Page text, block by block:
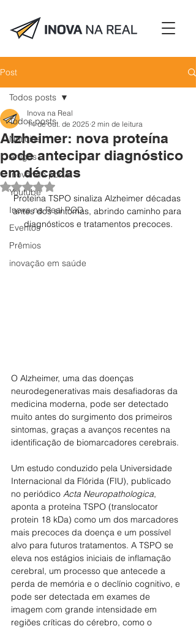
Post
Todos posts
Notícias
Artigos
Inovando por Aí
Youtube
Inova na Real POD
Eventos
Prêmios
inovação em saúde
Todos posts
Alzheimer: nova proteína
pode antecipar diagnóstico
em décadas
Inova na Real
14 de out. de 2025 2 min de leitura
Avaliado com NaN de 5 estrelas.
Proteína TSPO sinaliza Alzheimer décadas
antes dos sintomas, abrindo caminho para
diagnósticos e tratamentos precoces.
O Alzheimer, uma das doenças
neurodegenerativas mais desafiadoras da
medicina moderna, pode ser detectado
muito antes do surgimento dos primeiros
sintomas, graças a avanços recentes na
identificação de biomarcadores cerebrais.
Um estudo conduzido pela Universidade
Internacional da Flórida (FIU), publicado
no periódico Acta Neuropathologica,
aponta a proteína TSPO (translocator
protein 18 kDa) como um dos marcadores
mais precoces da doença e um possível
alvo para futuros tratamentos. A TSPO se
eleva nos estágios iniciais de inflamação
cerebral, um processo que antecede a
perda de memória e o declínio cognitivo, e
pode ser detectada em exames de
imagem com grande intensidade em
regiões críticas do cérebro, como o